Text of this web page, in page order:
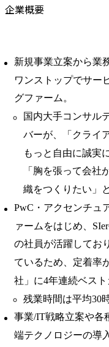
企業概要
新規事業立案から業
ワンストップでサー
グファーム。
国内大手コンサル
バーが、「クライ
もっと自由に誠実
「胸を張って会社
織をつくりたい」
PwC・アクセンチュ
ァームをはじめ、
の社員が活躍してお
ているため、定着率
社」に4年連続ベス
残業時間は平均30
事業/IT戦略立案や各
端テクノロジーの導